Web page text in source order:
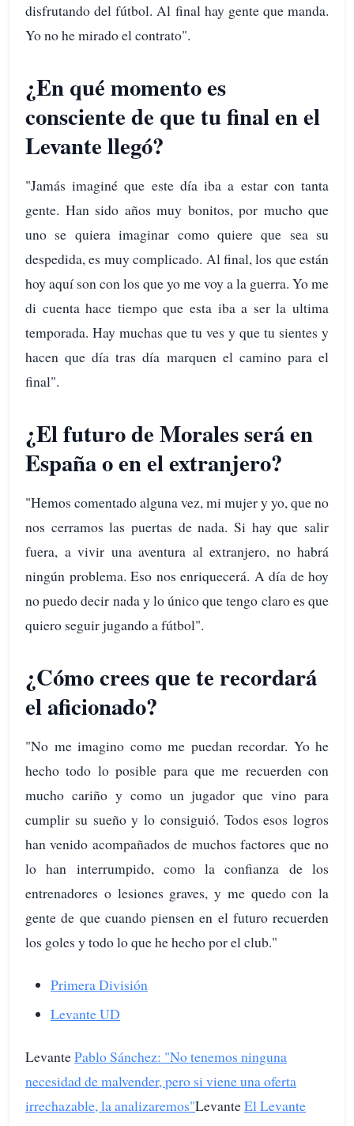
disfrutando del fútbol. Al final hay gente que manda.
Yo no he mirado el contrato".
¿En qué momento es
consciente de que tu final en el
Levante llegó?
"Jamás imaginé que este día iba a estar con tanta
gente. Han sido años muy bonitos, por mucho que
uno se quiera imaginar como quiere que sea su
despedida, es muy complicado. Al final, los que están
hoy aquí son con los que yo me voy a la guerra. Yo me
di cuenta hace tiempo que esta iba a ser la ultima
temporada. Hay muchas que tu ves y que tu sientes y
hacen que día tras día marquen el camino para el
final".
¿El futuro de Morales será en
España o en el extranjero?
"Hemos comentado alguna vez, mi mujer y yo, que no
nos cerramos las puertas de nada. Si hay que salir
fuera, a vivir una aventura al extranjero, no habrá
ningún problema. Eso nos enriquecerá. A día de hoy
no puedo decir nada y lo único que tengo claro es que
quiero seguir jugando a fútbol".
¿Cómo crees que te recordará
el aficionado?
"No me imagino como me puedan recordar. Yo he
hecho todo lo posible para que me recuerden con
mucho cariño y como un jugador que vino para
cumplir su sueño y lo consiguió. Todos esos logros
han venido acompañados de muchos factores que no
lo han interrumpido, como la confianza de los
entrenadores o lesiones graves, y me quedo con la
gente de que cuando piensen en el futuro recuerden
los goles y todo lo que he hecho por el club."
Primera División
Levante UD
LevantePablo Sánchez: "No tenemos ninguna
necesidad de malvender, pero si viene una oferta
irrechazable, la analizaremos"LevanteEl Levante